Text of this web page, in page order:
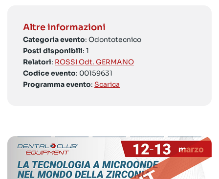
Altre informazioni
Categoria evento: Odontotecnico
Posti disponibili: 1
Relatori: ROSSI Odt. GERMANO
Codice evento: 00159631
Programma evento: Scarica